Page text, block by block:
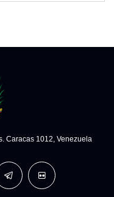
Caracas 1012, Venezuela